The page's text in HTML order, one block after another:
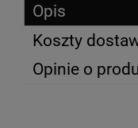
Opis
Koszty
Opinie o